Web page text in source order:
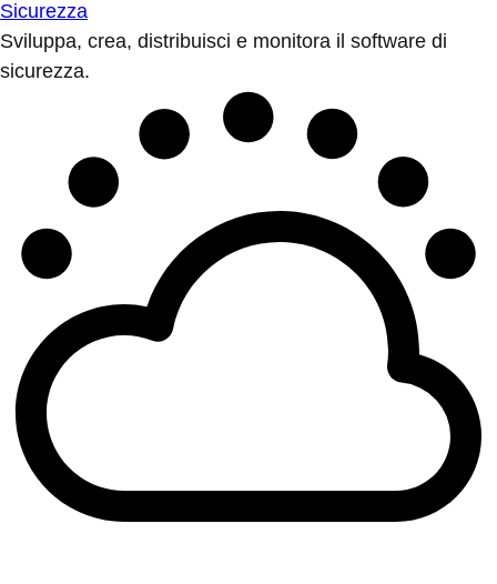
Sicurezza
Sviluppa, crea, distribuisci e monitora il software di
sicurezza.